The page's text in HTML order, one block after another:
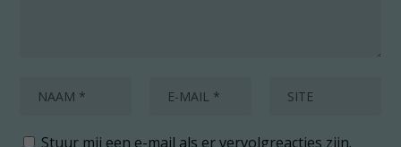
Stuur mij een e-mail als er vervolgreacties zijn.